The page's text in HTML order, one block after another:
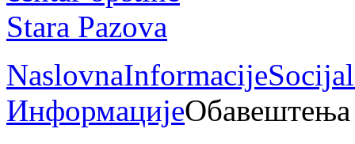
NaslovnaInformacije
ИнформацијеОбавештења